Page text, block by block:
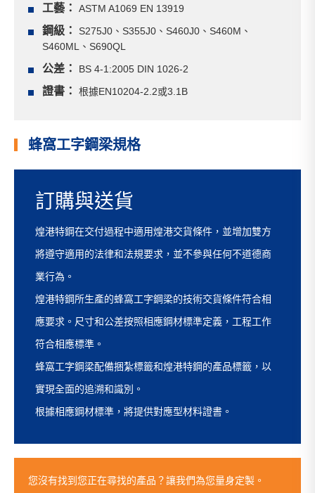
工藝： ASTM A1069 EN 13919
鋼級：
S275J0、S355J0、S460J0、S460M、
S460ML、S690QL
公差： BS 4-1:2005 DIN 1026-2
證書： 根據EN10204-2.2或3.1B
蜂窩工字鋼梁規格
訂購與送貨
煌港特鋼在交付過程中適用煌港交貨條件，並增加雙方
將遵守適用的法律和法規要求，並不參與任何不道德商
業行為。
煌港特鋼所生產的蜂窩工字鋼梁的技術交貨條件符合相
應要求。尺寸和公差按照相應鋼材標準定義，工程工作
符合相應標準。
蜂窩工字鋼梁配備捆紮標籤和煌港特鋼的產品標籤，以
實現全面的追溯和識別。
根據相應鋼材標準，將提供對應型材料證書。
您沒有找到您正在尋找的產品？讓我們為您量身定製。